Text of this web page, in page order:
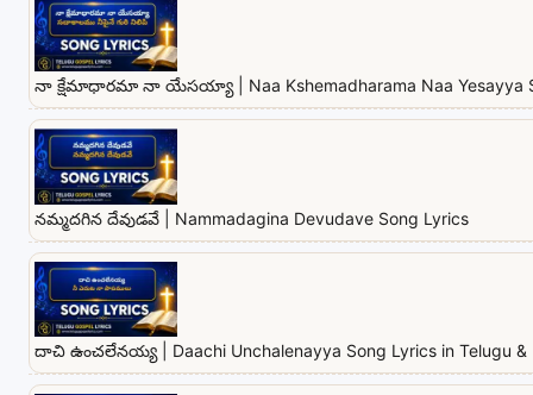
నా క్షేమాధారమా నా యేసయ్యా | Naa Kshemadharama Naa Yesayya
నమ్మదగిన దేవుడవే | Nammadagina Devudave Song Lyrics
దాచి ఉంచలేనయ్య | Daachi Unchalenayya Song Lyrics in Telugu &